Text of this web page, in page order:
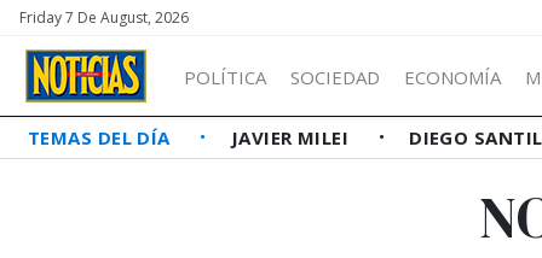
Friday 7 De August, 2026
POLÍTICA SOCIEDAD ECONOMÍA
TEMAS DEL DÍA JAVIER MILEI DIEGO